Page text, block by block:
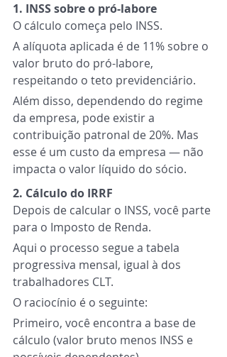
1. INSS sobre o pró-labore
O cálculo começa pelo INSS.
A alíquota aplicada é de 11% sobre o
valor bruto do pró-labore,
respeitando o teto previdenciário.
Além disso, dependendo do regime
da empresa, pode existir a
contribuição patronal de 20%. Mas
esse é um custo da empresa — não
impacta o valor líquido do sócio.
2. Cálculo do IRRF
Depois de calcular o INSS, você parte
para o Imposto de Renda.
Aqui o processo segue a tabela
progressiva mensal, igual à dos
trabalhadores CLT.
O raciocínio é o seguinte:
Primeiro, você encontra a base de
cálculo (valor bruto menos INSS e